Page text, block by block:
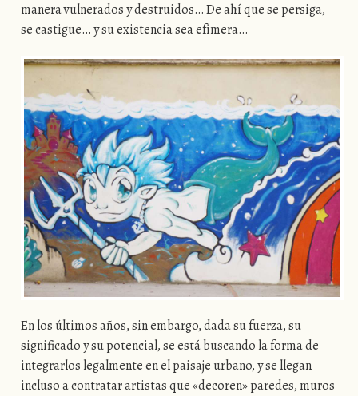
manera vulnerados y destruidos… De ahí que se persiga,
se castigue… y su existencia sea efímera…
En los últimos años, sin embargo, dada su fuerza, su
significado y su potencial, se está buscando la forma de
integrarlos legalmente en el paisaje urbano, y se llegan
incluso a contratar artistas que «decoren» paredes, muros